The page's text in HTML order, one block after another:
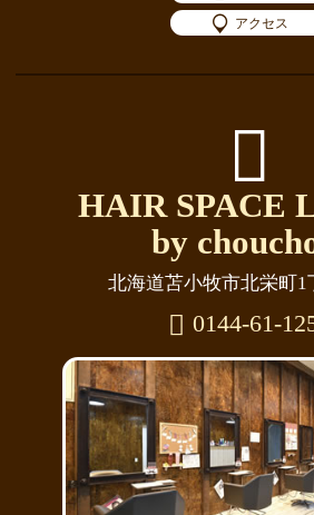
アクセス
HAIR SPACE
by
北海道苫小牧市北栄町1
0144-61-